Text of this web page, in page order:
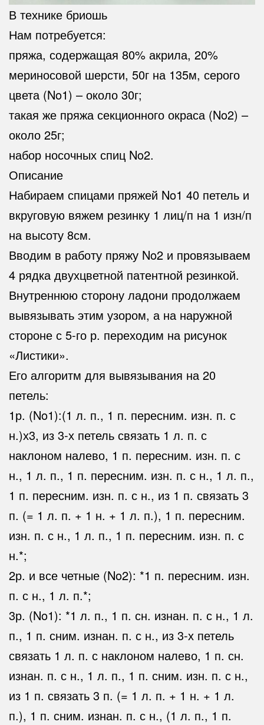
В технике бриошь
Нам потребуется:
пряжа, содержащая 80% акрила, 20%
мериносовой шерсти, 50г на 135м, серого
цвета (No1) – около 30г;
такая же пряжа секционного окраса (No2) –
около 25г;
набор носочных спиц No2.
Описание
Набираем спицами пряжей No1 40 петель и
вкруговую вяжем резинку 1 лиц/п на 1 изн/п
на высоту 8см.
Вводим в работу пряжу No2 и провязываем
4 рядка двухцветной патентной резинкой.
Внутреннюю сторону ладони продолжаем
вывязывать этим узором, а на наружной
стороне с 5-го р. переходим на рисунок
«Листики».
Его алгоритм для вывязывания на 20
петель:
1р. (No1):(1 л. п., 1 п. пересним. изн. п. с
н.)х3, из 3-х петель связать 1 л. п. с
наклоном налево, 1 п. пересним. изн. п. с
н., 1 л. п., 1 п. пересним. изн. п. с н., 1 л. п.,
1 п. пересним. изн. п. с н., из 1 п. связать 3
п. (= 1 л. п. + 1 н. + 1 л. п.), 1 п. пересним.
изн. п. с н., 1 л. п., 1 п. пересним. изн. п. с
н.*;
2р. и все четные (No2): *1 п. пересним. изн.
п. с н., 1 л. п.*;
3р. (No1): *1 л. п., 1 п. сн. изнан. п. с н., 1 л.
п., 1 п. сним. изнан. п. с н., из 3-х петель
связать 1 л. п. с наклоном налево, 1 п. сн.
изнан. п. с н., 1 л. п., 1 п. сним. изн. п. с н.,
из 1 п. связать 3 п. (= 1 л. п. + 1 н. + 1 л.
п.), 1 п. сним. изнан. п. с н., (1 л. п., 1 п.